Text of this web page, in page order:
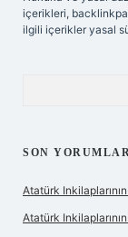
içerikleri,
ilgili içerikler yasal
SON
Atatürk
Atatürk